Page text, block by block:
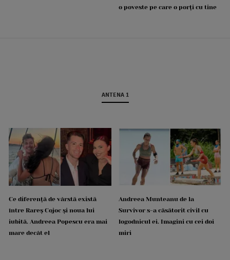
o poveste pe care o porți cu tine
ANTENA 1
Ce diferență de vârstă există
între Rareș Cojoc și noua lui
iubită. Andreea Popescu era mai
mare decât el
Andreea Munteanu de la
Survivor s-a căsătorit civil cu
logodnicul ei. Imagini cu cei doi
miri